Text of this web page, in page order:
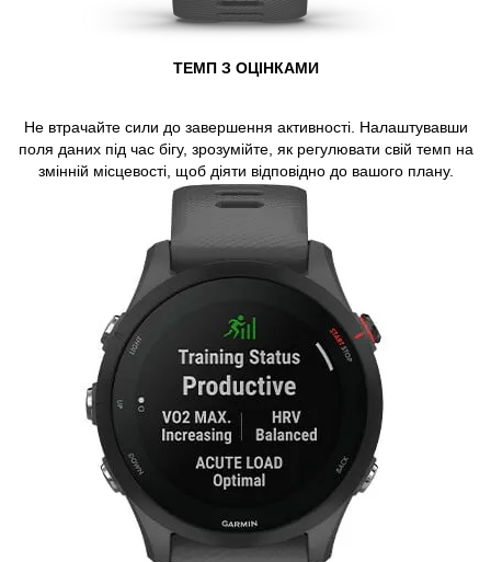
ТЕМП З ОЦІНКАМИ
Не втрачайте сили до завершення активності. Налаштувавши
поля даних під час бігу, зрозумійте, як регулювати свій темп на
змінній місцевості, щоб діяти відповідно до вашого плану.